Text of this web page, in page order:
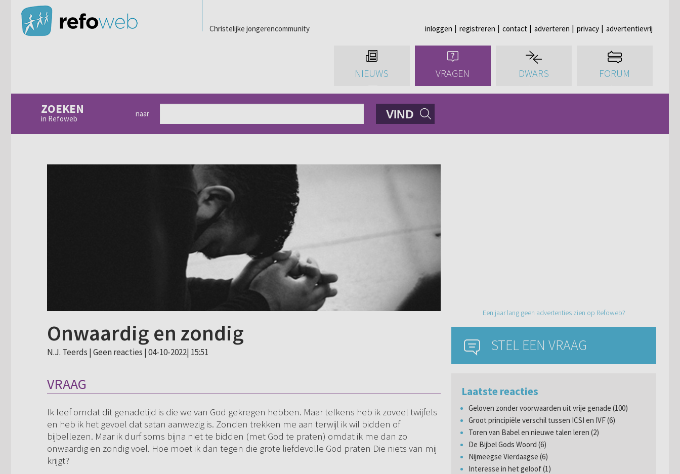
Christelijke jongerencommunity inloggen registreren contact adverteren privacy advertentievrij
NIEUWS VRAGEN DWARS FORUM
ZOEKEN
in Refoweb
naar VIND
Onwaardig en zondig
N.J. Teerds | Geen reacties | 04-10-2022| 15:51
VRAAG
Ik leef omdat dit genadetijd is die we van God gekregen hebben. Maar telkens heb ik zoveel twijfels
en heb ik het gevoel dat satan aanwezig is. Zonden trekken me aan terwijl ik wil bidden of
bijbellezen. Maar ik durf soms bijna niet te bidden (met God te praten) omdat ik me dan zo
onwaardig en zondig voel. Hoe moet ik dan tegen die grote liefdevolle God praten Die niets van mij
krijgt?
Een jaar lang geen advertenties zien op Refoweb?
STEL EEN VRAAG
Laatste reacties
Geloven zonder voorwaarden uit vrije genade (100)
Groot principiële verschil tussen ICSI en IVF (6)
Toren van Babel en nieuwe talen leren (2)
De Bijbel Gods Woord (6)
Nijmeegse Vierdaagse (6)
Interesse in het geloof (1)